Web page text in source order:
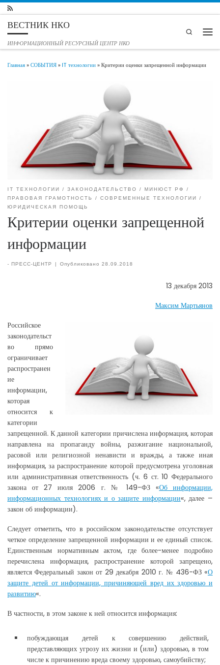
Перейти к содержимому
ВЕСТНИК НКО
ИНФОРМАЦИОННЫЙ РЕСУРСНЫЙ ЦЕНТР НКО
Search
Главная»СОБЫТИЯ»IT технологии»Критерии оценки запрещенной информации
IT ТЕХНОЛОГИИ ЗАКОНОДАТЕЛЬСТВО
МИНЮСТ РФ
ПРАВОВАЯ ГРАМОТНОСТЬ
СОВРЕМЕННЫЕ ТЕХНОЛОГИИ
ЮРИДИЧЕСКАЯ ПОМОЩЬ
Критерии оценки запрещенной
информации
- ПРЕСС-ЦЕНТР | Опубликовано28.09.2018
13 декабря 2013
Максим Мартьянов
Российское
законодательст
во прямо
ограничивает
распространен
ие
информации,
которая
относится к
категории
запрещенной. К данной категории причислена информация, которая
направлена на пропаганду войны, разжигание национальной,
расовой или религиозной ненависти и вражды, а также иная
информация, за распространение которой предусмотрена уголовная
или административная ответственность (ч. 6 ст. 10 Федерального
закона от 27 июля 2006 г. № 149-ФЗ «Об информации,
информационных технологиях и о защите информации«, далее –
закон об информации).
Следует отметить, что в российском законодательстве отсутствует
четкое определение запрещенной информации и ее единый список.
Единственным нормативным актом, где более-менее подробно
перечислена информация, распространение которой запрещено,
является Федеральный закон от 29 декабря 2010 г. № 436-ФЗ «О
защите детей от информации, причиняющей вред их здоровью и
развитию«.
В частности, в этом законе к ней относится информация:
побуждающая детей к совершению действий,
представляющих угрозу их жизни и (или) здоровью, в том
числе к причинению вреда своему здоровью, самоубийству;